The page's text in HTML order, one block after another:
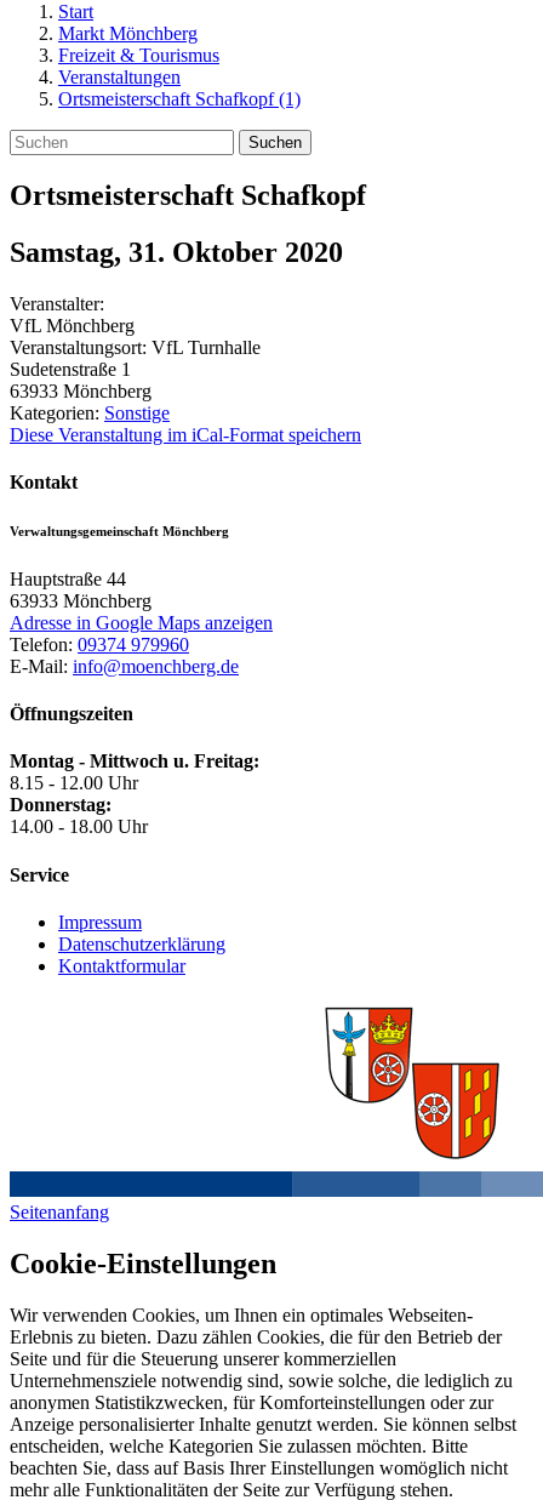
Start
Markt Mönchberg
Freizeit & Tourismus
Veranstaltungen
Ortsmeisterschaft Schafkopf (1)
Suchen
Ortsmeisterschaft Schafkopf
Samstag, 31. Oktober 2020
Veranstalter:
VfL Mönchberg
Veranstaltungsort: VfL Turnhalle
Sudetenstraße 1
63933 Mönchberg
Kategorien: Sonstige
Diese Veranstaltung im iCal-Format speichern
Kontakt
Verwaltungsgemeinschaft Mönchberg
Hauptstraße 44
63933 Mönchberg
Adresse in Google Maps anzeigen
Telefon: 09374 979960
E-Mail: info@moenchberg.de
Öffnungszeiten
Montag - Mittwoch u. Freitag:
8.15 - 12.00 Uhr
Donnerstag:
14.00 - 18.00 Uhr
Service
Impressum
Datenschutzerklärung
Kontaktformular
Seitenanfang
Cookie-Einstellungen
Wir verwenden Cookies, um Ihnen ein optimales Webseiten-
Erlebnis zu bieten. Dazu zählen Cookies, die für den Betrieb der
Seite und für die Steuerung unserer kommerziellen
Unternehmensziele notwendig sind, sowie solche, die lediglich zu
anonymen Statistikzwecken, für Komforteinstellungen oder zur
Anzeige personalisierter Inhalte genutzt werden. Sie können selbst
entscheiden, welche Kategorien Sie zulassen möchten. Bitte
beachten Sie, dass auf Basis Ihrer Einstellungen womöglich nicht
mehr alle Funktionalitäten der Seite zur Verfügung stehen.